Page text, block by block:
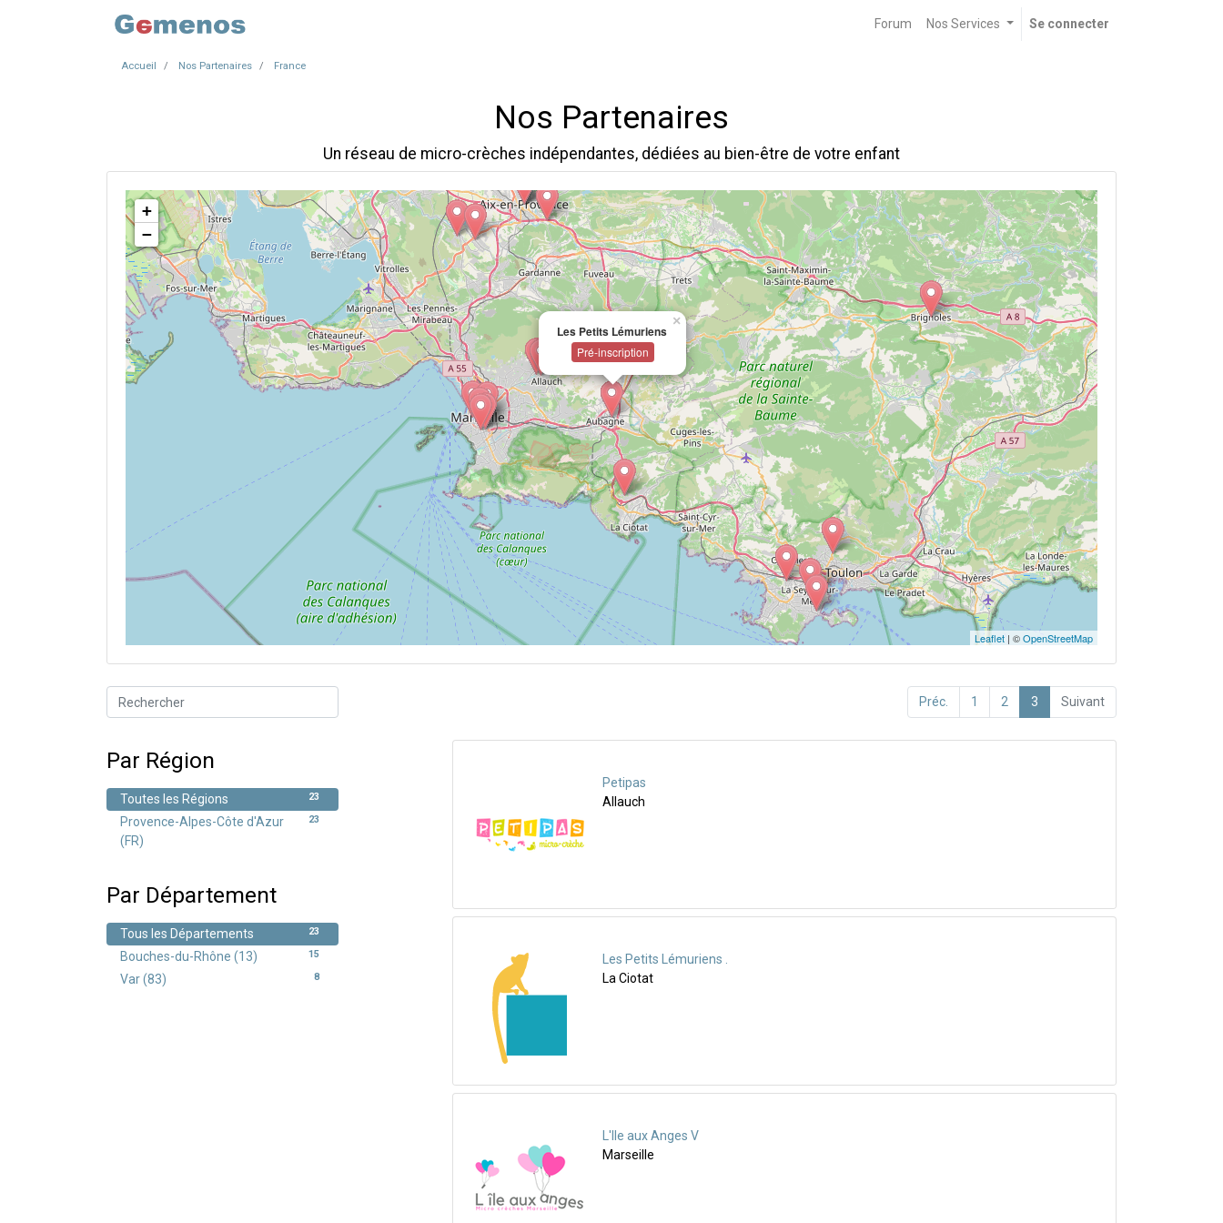
Forum Nos Services Se connecter
Accueil Nos Partenaires France
Nos Partenaires
Un réseau de micro-crèches indépendantes, dédiées au bien-être de votre enfant
Les Petits Lémuriens
Pré-inscription
×
+
−
Leaflet | ©OpenStreetMap
Par Région
23
Toutes les Régions
23
Provence-Alpes-Côte d'Azur
(FR)
Par Département
23
Tous les Départements
15
Bouches-du-Rhône (13)
8
Var (83)
Préc. 1 2 3 Suivant
Petipas
Allauch
Les Petits Lémuriens .
La Ciotat
L'Ile aux Anges V
Marseille